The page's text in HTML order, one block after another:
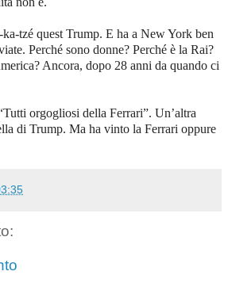
tzé quest Trump. E ha a New York ben
Perché sono donne? Perché è la Rai?
Ancora, dopo 28 anni da quando ci
orgogliosi della Ferrari”. Un’altra
di Trump. Ma ha vinto la Ferrari oppure